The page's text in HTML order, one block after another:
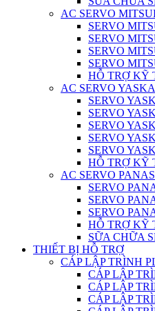
AC SERVO
SERVO
SERVO
SERVO
SERVO
HỖ TRỢ KỸ
AC SERVO
SERVO
SERVO
SERVO
SERVO
SERVO
HỖ TRỢ KỸ
AC SERVO
SERVO
SERVO
SERVO
HỖ TRỢ KỸ
SỮA CHỮA
THIẾT BỊ HỖ TRỢ
CÁP LẬP TRÌNH
CÁP LẬP
CÁP LẬP
CÁP LẬP